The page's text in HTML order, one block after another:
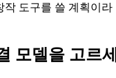
작 도구를 쓸 계획이라
모델을 고르